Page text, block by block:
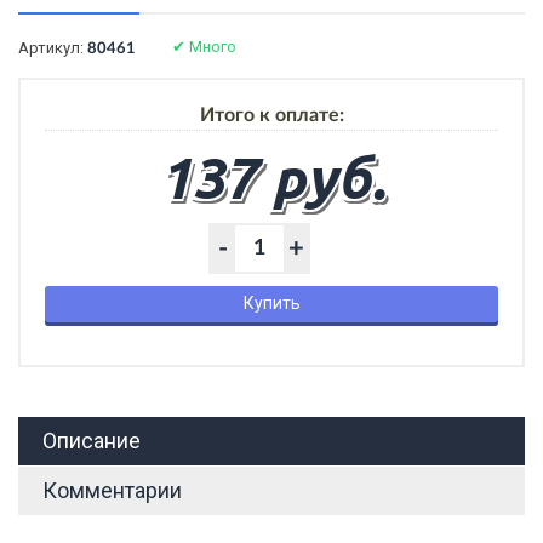
Артикул: 80461 ✔ Много
Итого к оплате:
137 руб.
+
-
Купить
Описание
Комментарии